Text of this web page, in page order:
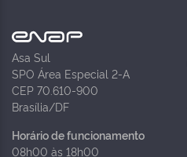
Asa Sul
SPO Área Especial 2-A
CEP 70.610-900
Brasília/DF
Horário de funcionamento
08h00 às 18h00